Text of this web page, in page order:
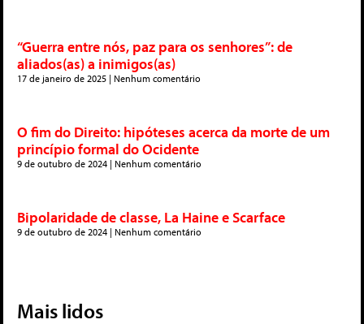
“Guerra entre nós, paz para os senhores”: de
aliados(as) a inimigos(as)
17 de janeiro de 2025 Nenhum comentário
O fim do Direito: hipóteses acerca da morte de um
princípio formal do Ocidente
9 de outubro de 2024 Nenhum comentário
Bipolaridade de classe, La Haine e Scarface
9 de outubro de 2024 Nenhum comentário
Mais lidos